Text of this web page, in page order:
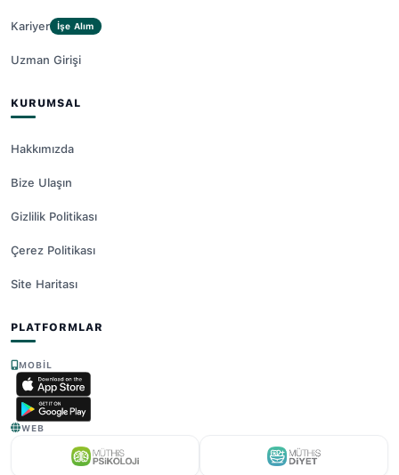
Kariyer İşe Alım
Uzman Girişi
KURUMSAL
Hakkımızda
Bize Ulaşın
Gizlilik Politikası
Çerez Politikası
Site Haritası
PLATFORMLAR
MOBIL
WEB